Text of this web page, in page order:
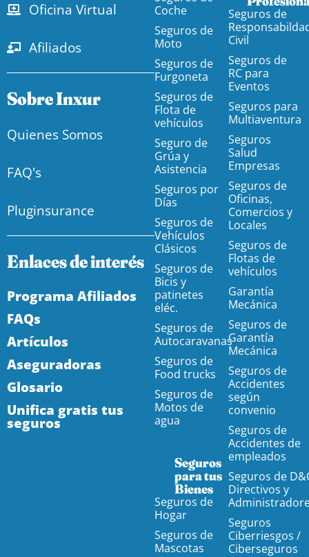
Oficina Virtual
Afiliados
Sobre Inxur
Quienes Somos
FAQ's
Pluginsurance
Enlaces de interés
Programa Afiliados
FAQs
Artículos
Aseguradoras
Glosario
Unifica gratis tus
seguros
Coche
Seguros de
Moto
Seguros de
Furgoneta
Seguros de
Flota de
vehículos
Seguro de
Grúa y
Asistencia
Seguros por
Días
Seguros de
Vehículos
Clásicos
Seguros de
Bicis y
patinetes
eléc.
Seguros de
Autocaravanas
Seguros de
Food trucks
Seguros de
Motos de
agua
Seguros
para tus
Bienes
Seguros de
Hogar
Seguros de
Mascotas
Seguros de
Civil
Seguros de
RC para
Eventos
Seguros para
Multiaventura
Seguros
Salud
Empresas
Seguros de
Oficinas,
Comercios y
Locales
Seguros de
Flotas de
vehículos
Garantía
Mecánica
Seguros de
Garantía
Mecánica
Seguros de
Accidentes
según
convenio
Seguros de
Accidentes de
empleados
Seguros de
Directivos y
Seguros
Ciberriesgos /
Ciberseguros